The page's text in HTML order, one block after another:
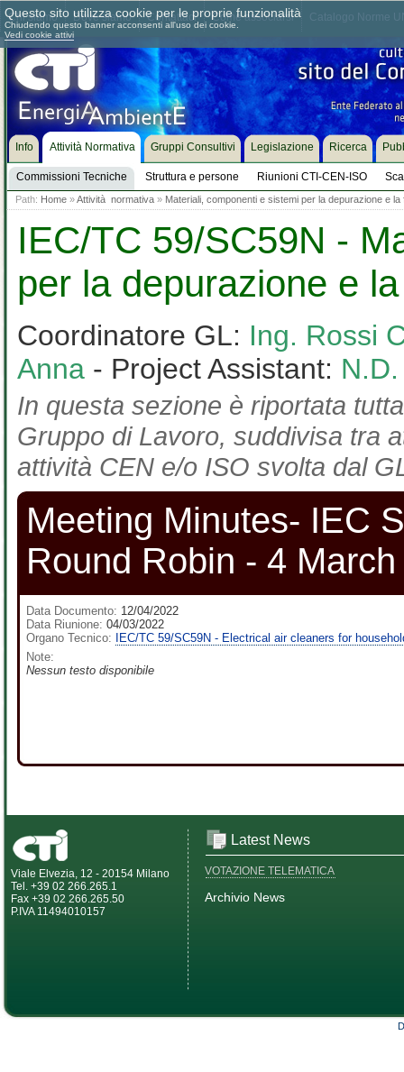
Chi siamo Dove siamo Contattaci Come associarsi
Info Attività Normativa
Commissioni Tecniche Struttura e persone Riunioni CTI-CEN-ISO
Gruppi Consultivi Legislazione Ricerca
Path: Home »Attività normativa » Materiali, componenti e sistemi per la depurazione e
IEC/TC 59/SC59N -
per la depurazione e
Coordinatore GL: Ing. Rossi
Anna - Project Assistant: N.D.
In questa sezione è riportata
Gruppo di Lavoro, suddivisa tra
attività CEN e/o ISO svolta dal
Meeting Minutes- IEC
Round Robin - 4
Data Documento: 12/04/2022
Data Riunione: 04/03/2022
Organo Tecnico:
IEC/TC 59/SC59N - Electrical air cleaners for
Note:
Nessun testo disponibile
Viale Elvezia, 12 - 20154 Milano
Tel. +39 02 266.265.1
Fax +39 02 266.265.50
P.IVA 11494010157
Latest News
VOTAZIONE TELEMATICA
Archivio News
Questo sito utilizza cookie per le proprie funzionalità
Chiudendo questo banner acconsenti all'uso dei cookie.
Vedi cookie attivi